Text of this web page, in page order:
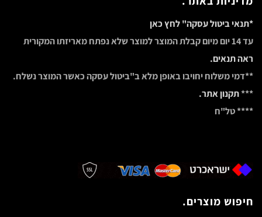
*תנאי ביטול עסקה" לחץ כאן
עד 14 יום מיום קבלת המוצר למוצר שלא נפתח מאריזתו המקורית
ראה תנאים.
**דמי משלוח יחויבו באופן מלא ב"ביטול עסקה כאשר המוצר נשלח.
***תקנון אתר.
**** טל"ח
חיפוש מוצרים.